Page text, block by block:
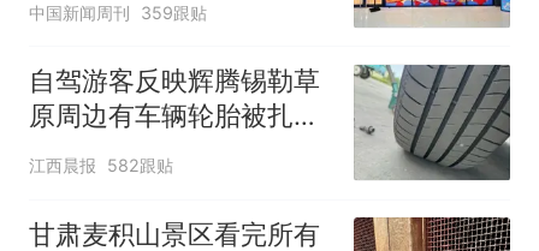
中国新闻周刊 359跟贴
自驾游客反映辉腾锡勒草
原周边有车辆轮胎被扎，
修理店铺换胎价格高达千
江西晨报 582跟贴
甘肃麦积山景区看完所有